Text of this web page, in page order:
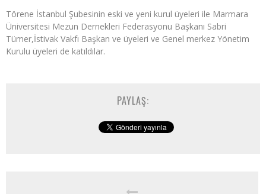
Törene İstanbul Şubesinin eski ve yeni kurul üyeleri ile Marmara
Üniversitesi Mezun Dernekleri Federasyonu Başkanı Sabri
Tümer,İstivak Vakfı Başkan ve üyeleri ve Genel merkez Yönetim
Kurulu üyeleri de katıldılar.
PAYLAŞ: